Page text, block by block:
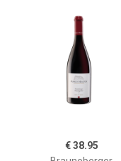
€ 38.95